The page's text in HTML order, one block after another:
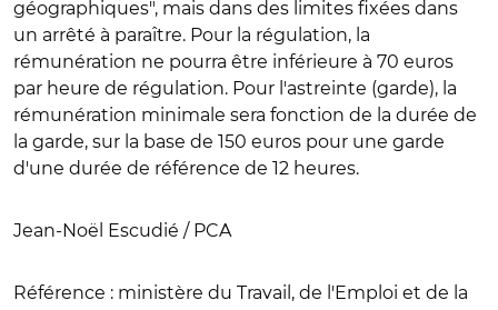
géographiques", mais dans des limites fixées dans
un arrêté à paraître. Pour la régulation, la
rémunération ne pourra être inférieure à 70 euros
par heure de régulation. Pour l'astreinte (garde), la
rémunération minimale sera fonction de la durée de
la garde, sur la base de 150 euros pour une garde
d'une durée de référence de 12 heures.
Jean-Noël Escudié / PCA
Référence : ministère du Travail, de l'Emploi et de la